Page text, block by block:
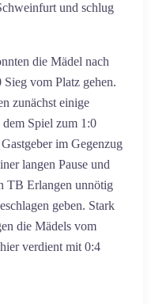
und schlug
die Mädel nach
vom Platz gehen.
zunächst einige
dem Spiel zum 1:0
im Gegenzug
langen Pause und
TB Erlangen unnötig
geben. Stark
die Mädels vom
verdient mit 0:4